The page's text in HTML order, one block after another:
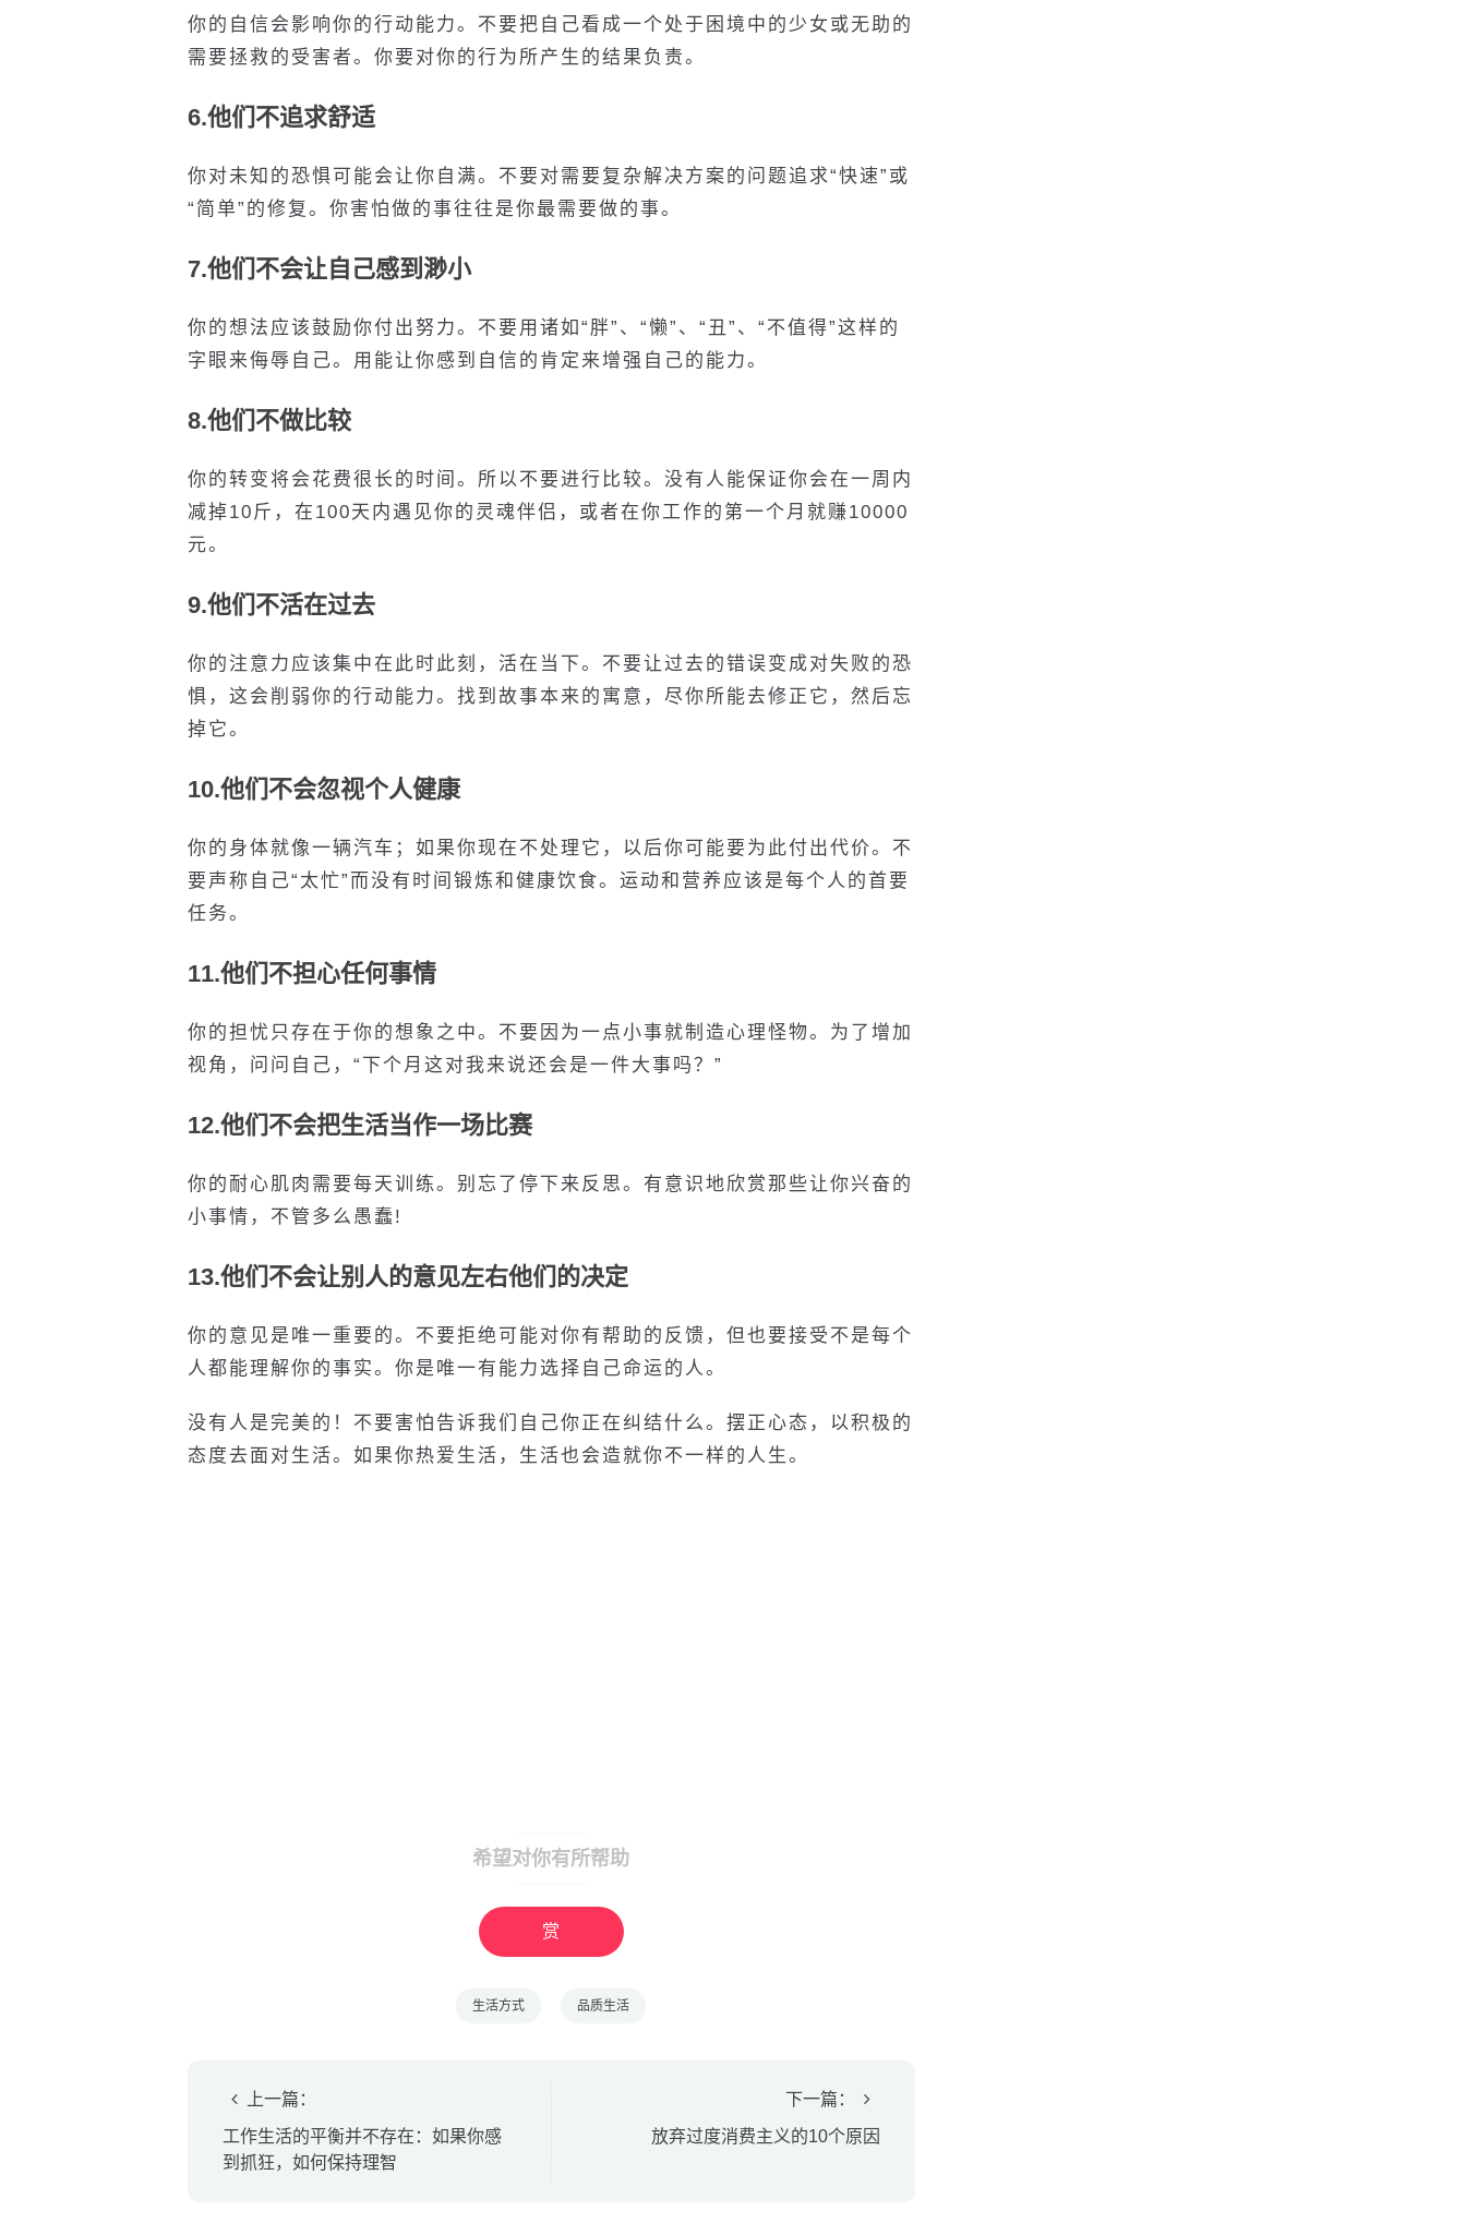
你的自信会影响你的行动能力。不要把自己看成一个处于困境中的少女或无助的
需要拯救的受害者。你要对你的行为所产生的结果负责。
6.他们不追求舒适
你对未知的恐惧可能会让你自满。不要对需要复杂解决方案的问题追求“快速”或
“简单”的修复。你害怕做的事往往是你最需要做的事。
7.他们不会让自己感到渺小
你的想法应该鼓励你付出努力。不要用诸如“胖”、“懒”、“丑”、“不值得”这样的
字眼来侮辱自己。用能让你感到自信的肯定来增强自己的能力。
8.他们不做比较
你的转变将会花费很长的时间。所以不要进行比较。没有人能保证你会在一周内
减掉10斤，在 100天内遇见你的灵魂伴侣，或者在你工作的第一个月就赚10000
元。
9.他们不活在过去
你的注意力应该集中在此时此刻，活在当下。不要让过去的错误变成对失败的恐
惧，这会削弱你的行动能力。找到故事本来的寓意，尽你所能去修正它，然后忘
掉它。
10.他们不会忽视个人健康
你的身体就像一辆汽车；如果你现在不处理它，以后你可能要为此付出代价。不
要声称自己“太忙”而没有时间锻炼和健康饮食。运动和营养应该是每个人的首要
任务。
11.他们不担心任何事情
你的担忧只存在于你的想象之中。不要因为一点小事就制造心理怪物。为了增加
视角，问问自己， “ 下个月这对我来说还会是一件大事吗？ ”
12.他们不会把生活当作一场比赛
你的耐心肌肉需要每天训练。别忘了停下来反思。有意识地欣赏那些让你兴奋的
小事情，不管多么愚蠢 !
13.他们不会让别人的意见左右他们的决定
你的意见是唯一重要的。不要拒绝可能对你有帮助的反馈，但也要接受不是每个
人都能理解你的事实。你是唯一有能力选择自己命运的人。
没有人是完美的！不要害怕告诉我们自己你正在纠结什么。摆正心态，以积极的
态度去面对生活。如果你热爱生活，生活也会造就你不一样的人生。
希望对你有所帮助
赏
生活方式 品质生活
上一篇：
工作生活的平衡并不存在：如果你感
到抓狂，如何保持理智
下一篇：
放弃过度消费主义的10个原因